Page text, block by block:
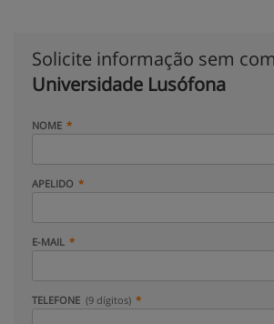
Solicite informação sem
Universidade Lusófona
NOME
APELIDO
E-MAIL
TELEFONE (9 dígitos)